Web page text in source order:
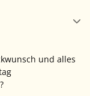
und alles